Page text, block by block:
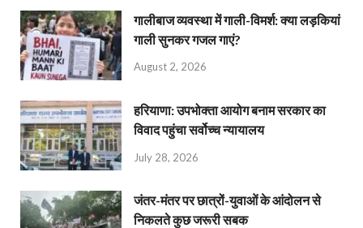
गालीबाज व्‍यवस्‍था में गाली-विमर्श: क्या लड़कियां
गाली सुनकर गजल गाएं?
August 2, 2026
हरियाणा: उपभोक्ता आयोग बनाम सरकार का
विवाद पहुंचा सर्वोच्च न्यायालय
July 28, 2026
जंतर-मंतर पर छात्रों-युवाओं के आंदोलन से
निकलते कुछ जरूरी सबक